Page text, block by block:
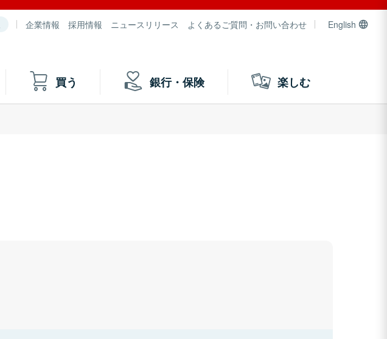
企業情報 採用情報 ニュースリリース よくあるご質問・お問い合わせ English
買う 銀行・保険 楽しむ